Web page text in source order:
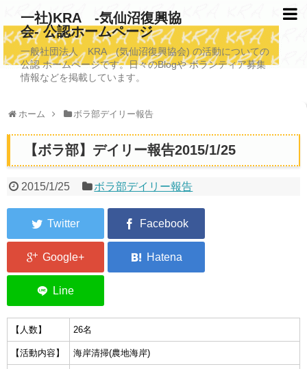
一社)KRA -気仙沼復興協
会- 公認ホームページ
一般社団法人 KRA (気仙沼復興協会) の活動についての
公認 ホームページです。日々のBlogや ボランティア募集
情報などを掲載しています。
ホーム ボラ部デイリー報告
【ボラ部】デイリー報告2015/1/25
2015/1/25 ボラ部デイリー報告
【人数】 26名
【活動内容】 海岸清掃(農地海岸)
TOPページ
KRAについて
写真救済事業
福祉事業
埋蔵発掘/資料整備事業
2026年3月11日捜索活動ボランティア募集 NEW
集中捜索活動の記録
ボランティア募集要項